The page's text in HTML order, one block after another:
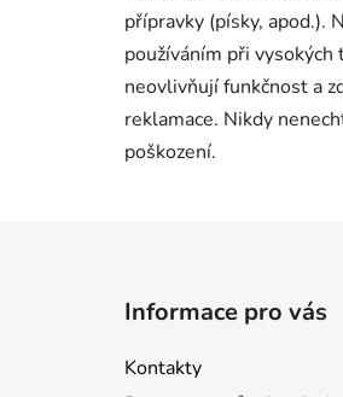
přípravky (písky, apod.).
používáním při
neovlivňují funkčnost a
reklamace. Nikdy
poškození.
Informace pro vás
Kontakty